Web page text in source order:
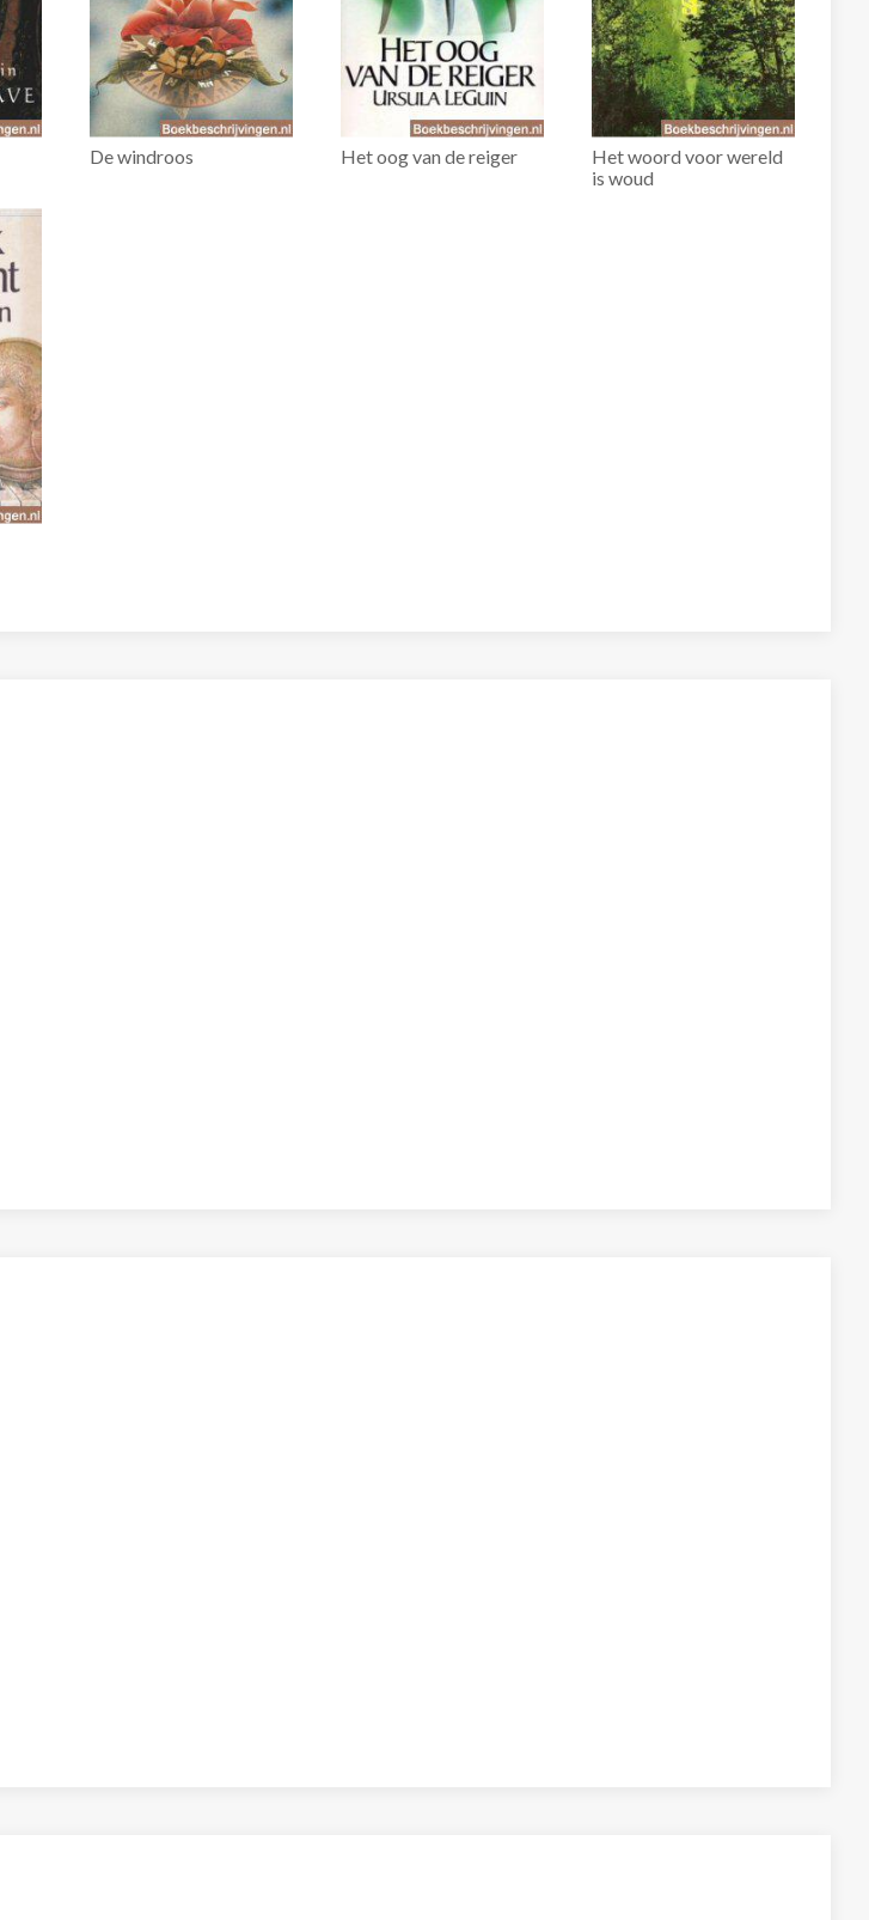
De windroos Het oog van de reiger
Het woord voor wereld
is woud